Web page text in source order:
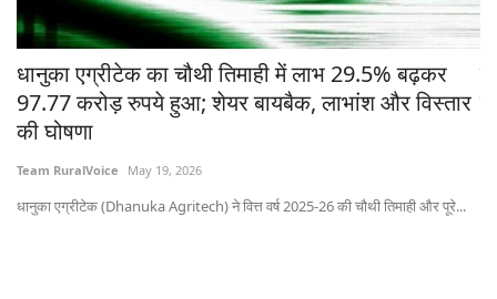
धानुका एग्रीटेक का चौथी तिमाही में लाभ 29.5% बढ़कर
97.77 करोड़ रुपये हुआ; शेयर बायबैक, लाभांश और विस्तार
की घोषणा
Team RuralVoice May 19, 2026
धानुका एग्रीटेक (Dhanuka Agritech) ने वित्त वर्ष 2025-26 की चौथी तिमाही और पूरे...